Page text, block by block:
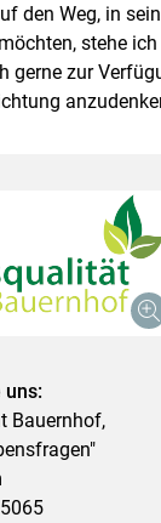
den Weg, in
stehe
gerne zur
uns:
Bauernhof,